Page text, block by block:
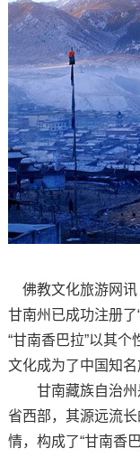
佛教文化旅游网讯
甘南州已成功注册了
“甘南香巴拉”以其
文化成为了中国知名
甘南藏族自治州
省西部，其源远流
情，构成了“甘南香